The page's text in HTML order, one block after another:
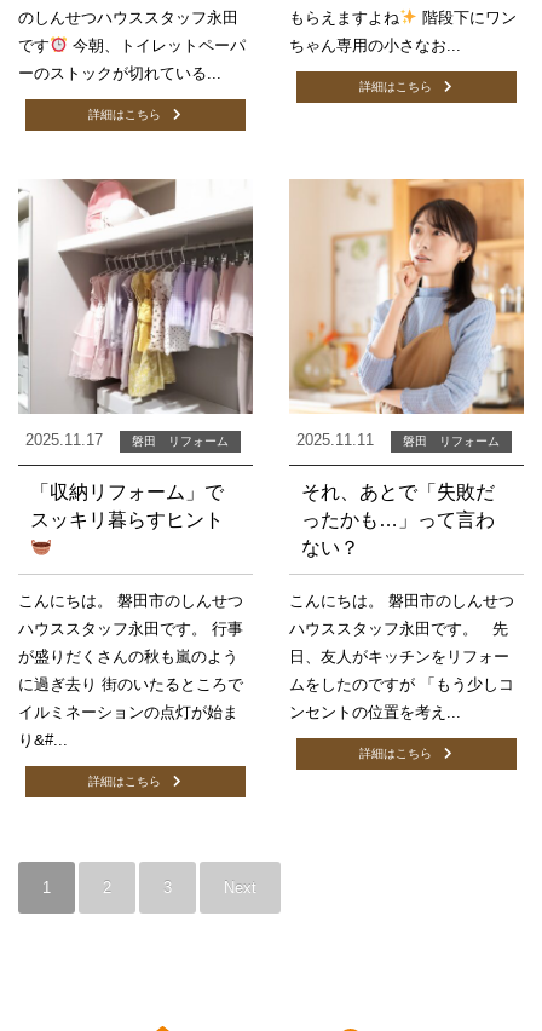
のしんせつハウススタッフ永田
です
今朝、トイレットペーパ
ーのストックが切れている...
詳細はこちら
もらえますよね
階段下にワン
ちゃん専用の小さなお...
詳細はこちら
2025.11.17 磐田 リフォーム
「収納リフォーム」で
スッキリ暮らすヒント
こんにちは。 磐田市のしんせつ
ハウススタッフ永田です。 行事
が盛りだくさんの秋も嵐のよう
に過ぎ去り 街のいたるところで
イルミネーションの点灯が始ま
り&#...
詳細はこちら
2025.11.11 磐田 リフォーム
それ、あとで「失敗だ
ったかも…」って言わ
ない？
こんにちは。 磐田市のしんせつ
ハウススタッフ永田です。 先
日、友人がキッチンをリフォー
ムをしたのですが 「もう少しコ
ンセントの位置を考え...
詳細はこちら
1 2 3 Next